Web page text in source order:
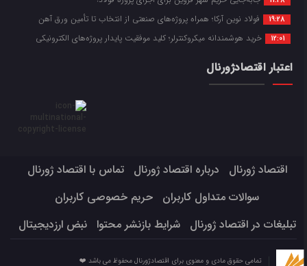
19:28 فولاد نوین آرکا؛ همراه پروژه‌های صنعتی از انتخاب تا تأمین ورق آهن
12:01 خرید هوشمندانه میکروکنترلر؛ کلید موفقیت پایدار پروژه‌های الکترونیکی
اعتبار اقتصادژورنال
اقتصاد ژورنال درباره اقتصاد ژورنال
تماس با اقتصاد ژورنال
سوالات متداول کاربران
حریم خصوصی کاربران
تبلیغات در اقتصاد ژورنال
شرایط بازنشر محتوا نبض ارزدیجیتال
تمامی حقوق مادی و معنوی برای اقتصادژورنال محفوظ می باشد ❤️